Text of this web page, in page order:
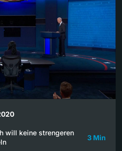
will keine strengeren
3 Min